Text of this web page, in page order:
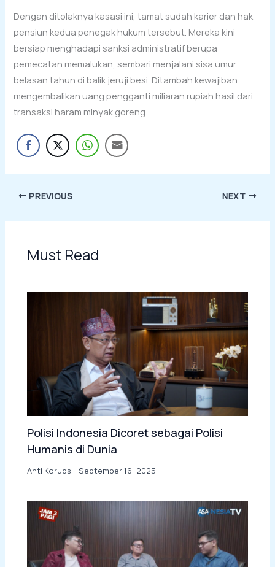
Dengan ditolaknya kasasi ini, tamat sudah karier dan hak
pensiun kedua penegak hukum tersebut. Mereka kini
bersiap menghadapi sanksi administratif berupa
pemecatan memalukan, sembari menjalani sisa umur
belasan tahun di balik jeruji besi. Ditambah kewajiban
mengembalikan uang pengganti miliaran rupiah hasil dari
transaksi haram minyak goreng.
PREVIOUS NEXT
Must Read
Polisi Indonesia Dicoret sebagai Polisi
Humanis di Dunia
Anti Korupsi |September 16, 2025